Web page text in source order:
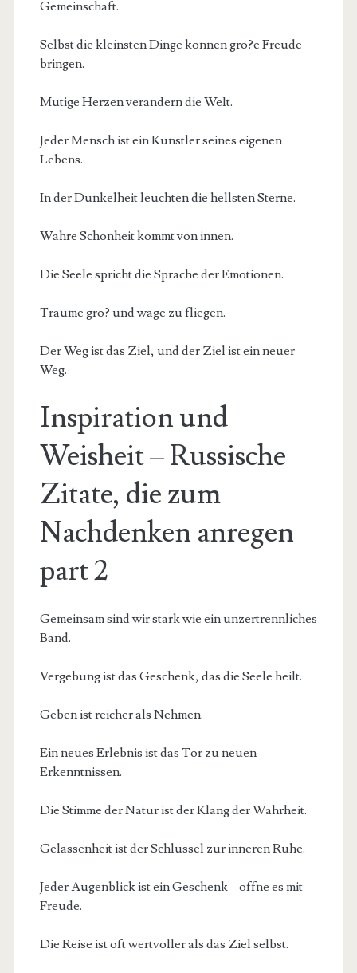
Gemeinschaft.
Selbst die kleinsten Dinge konnen gro?e Freude
bringen.
Mutige Herzen verandern die Welt.
Jeder Mensch ist ein Kunstler seines eigenen
Lebens.
In der Dunkelheit leuchten die hellsten Sterne.
Wahre Schonheit kommt von innen.
Die Seele spricht die Sprache der Emotionen.
Traume gro? und wage zu fliegen.
Der Weg ist das Ziel, und der Ziel ist ein neuer
Weg.
Inspiration und
Weisheit – Russische
Zitate, die zum
Nachdenken anregen
part 2
Gemeinsam sind wir stark wie ein unzertrennliches
Band.
Vergebung ist das Geschenk, das die Seele heilt.
Geben ist reicher als Nehmen.
Ein neues Erlebnis ist das Tor zu neuen
Erkenntnissen.
Die Stimme der Natur ist der Klang der Wahrheit.
Gelassenheit ist der Schlussel zur inneren Ruhe.
Jeder Augenblick ist ein Geschenk – offne es mit
Freude.
Die Reise ist oft wertvoller als das Ziel selbst.